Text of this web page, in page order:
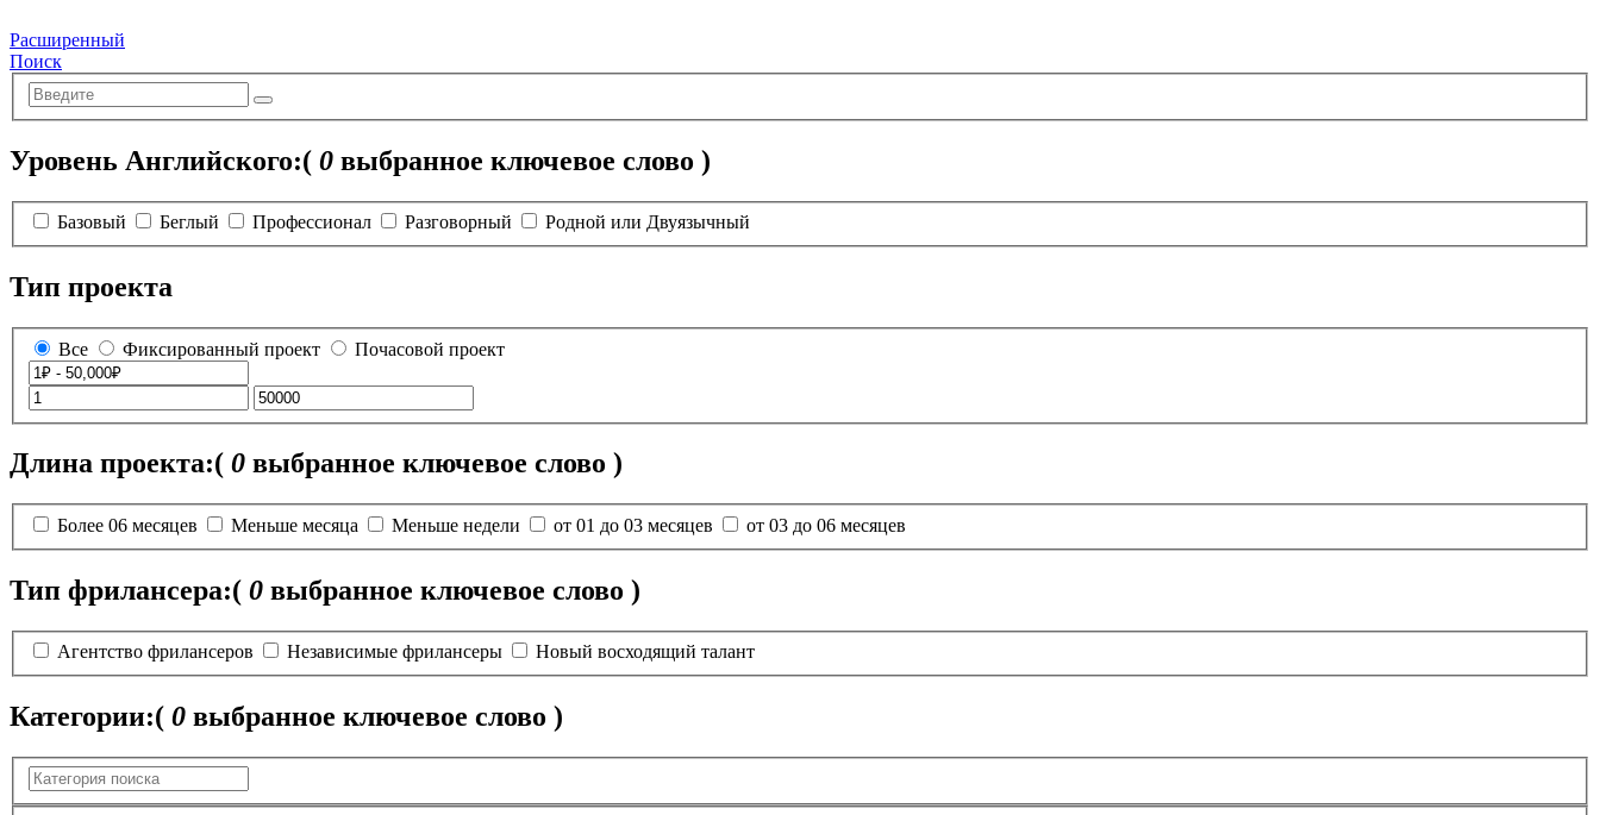
Расширенный
Поиск
Уровень Английского:( 0 выбранное ключевое слово )
Базовый Беглый Профессионал Разговорный Родной или Двуязычный
Тип проекта
Все Фиксированный проект Почасовой проект
Длина проекта:( 0 выбранное ключевое слово )
Более 06 месяцев Меньше месяца Меньше недели от 01 до 03 месяцев от 03 до 06 месяцев
Тип фрилансера:( 0 выбранное ключевое слово )
Агентство фрилансеров Независимые фрилансеры Новый восходящий талант
Категории:( 0 выбранное ключевое слово )